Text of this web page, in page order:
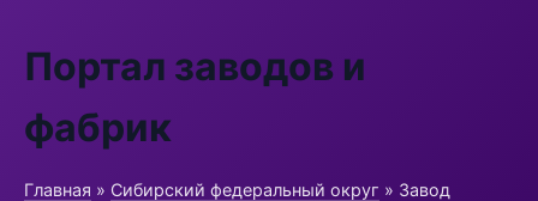
Портал заводов и
фабрик
Главная » Сибирский федеральный округ » Завод